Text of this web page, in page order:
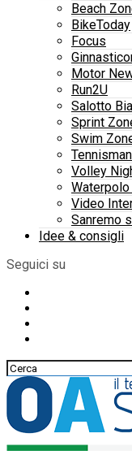
Beach
BikeToday
Focus
Motor
Run2U
Salotto
Sprint
Swim
Volley
Video
Sanremo
Idee & consigli
Seguici su